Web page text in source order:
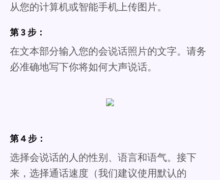
从您的计算机或智能手机上传图片。
第 3 步：
在文本部分输入您的会说话照片的文字。请务
必准确地写下你将如何大声说话。
第 4 步：
选择会说话的人的性别、语言和语气。接下
来，选择通话速度（我们建议使用默认的